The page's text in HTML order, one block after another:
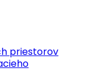
priestorov